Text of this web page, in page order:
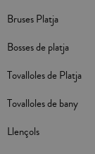
Bruses Platja
Bosses de platja
Tovalloles de Platja
Tovalloles de bany
Llençols